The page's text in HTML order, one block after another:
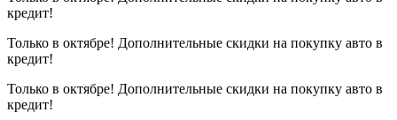
кредит!
Только в октябре! Дополнительные скидки на покупку авто в
кредит!
Только в октябре! Дополнительные скидки на покупку авто в
кредит!